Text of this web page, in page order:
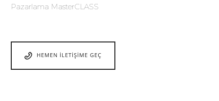
Pazarlama MasterCLASS
HEMEN İLETIŞIME GEÇ